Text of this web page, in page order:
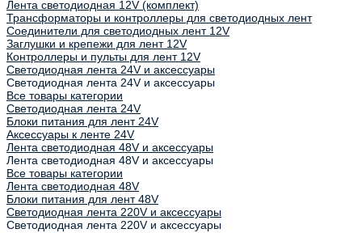
Лента светодиодная 12V (комплект)
Трансформаторы и контроллеры для светодиодных лент
Соединители для светодиодных лент 12V
Заглушки и крепежи для лент 12V
Контроллеры и пульты для лент 12V
Светодиодная лента 24V и аксессуары
Светодиодная лента 24V и аксессуары
Все товары категории
Светодиодная лента 24V
Блоки питания для лент 24V
Аксессуары к ленте 24V
Лента светодиодная 48V и аксессуары
Лента светодиодная 48V и аксессуары
Все товары категории
Лента светодиодная 48V
Блоки питания для лент 48V
Светодиодная лента 220V и аксессуары
Светодиодная лента 220V и аксессуары